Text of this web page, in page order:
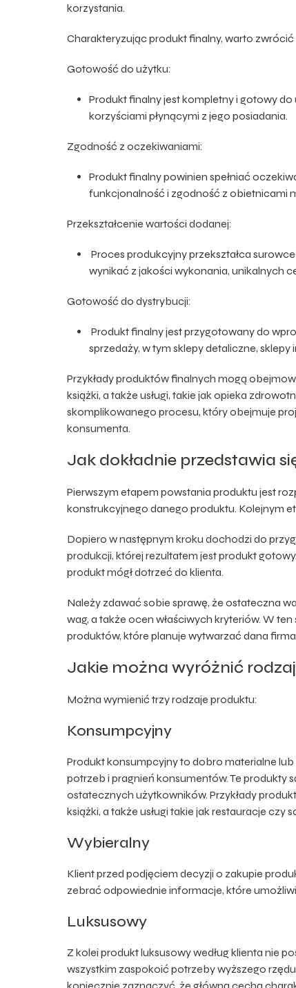
korzystania.
Charakteryzując produkt finalny, warto
Gotowość do użytku:
Produkt finalny jest kompletny i gotowy
korzyściami płynącymi z jego posiadania.
Zgodność z oczekiwaniami:
Produkt finalny powinien spełniać
funkcjonalność i zgodność z obietnicami
Przekształcenie wartości dodanej:
Proces produkcyjny przekształca
wynikać z jakości wykonania, unikalnych
Gotowość do dystrybucji:
Produkt finalny jest przygotowany do
sprzedaży, w tym sklepy detaliczne,
Przykłady produktów finalnych mogą
książki, a także usługi, takie jak opieka
skomplikowanego procesu, który obejmuje
konsumenta.
Jak dokładnie przedstawia
Pierwszym etapem powstania produktu jest
konstrukcyjnego danego produktu. Kolejnym
Dopiero w następnym kroku dochodzi do
produkcji, której rezultatem jest produkt
produkt mógł dotrzeć do klienta.
Należy zdawać sobie sprawę, że ostateczna
wag, a także ocen właściwych kryteriów. W
produktów, które planuje wytwarzać dana
Jakie można wyróżnić
Można wymienić trzy rodzaje produktu:
Konsumpcyjny
Produkt konsumpcyjny to dobro materialne
potrzeb i pragnień konsumentów. Te produkty
ostatecznych użytkowników. Przykłady
książki, a także usługi takie jak restauracje czy
Wybieralny
Klient przed podjęciem decyzji o zakupie
zebrać odpowiednie informacje, które
Luksusowy
Z kolei produkt luksusowy według klienta nie
wszystkim zaspokoić potrzeby wyższego